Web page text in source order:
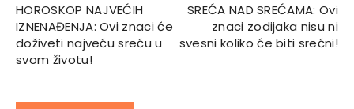
HOROSKOP NAJVEĆIH
IZNENAĐENJA: Ovi znaci će
doživeti najveću sreću u
svom životu!
SREĆA NAD SREĆAMA: Ovi
znaci zodijaka nisu ni
svesni koliko će biti srećni!